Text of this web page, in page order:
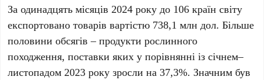
За одинадцять місяців 2024 року до 106 країн світу
експортовано товарів вартістю 738,1 млн дол. Більше
половини обсягів – продукти рослинного
походження, поставки яких у порівнянні із січнем–
листопадом 2023 року зросли на 37,3%. Значним був